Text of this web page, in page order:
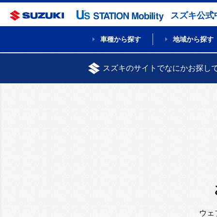
スズキ公式
車種から探す 地域から探す
スズキのサイトでなにかお探し
ウェ